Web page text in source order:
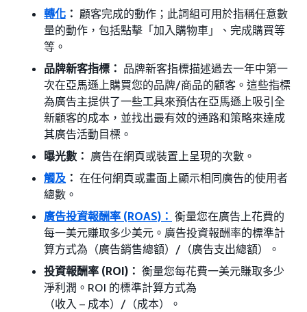
轉化 ： 顧客完成的動作；此詞組可用於指稱任意數
量的動作，包括點擊「加入購物車」、完成購買等
等。
品牌新客指標： 品牌新客指標描述過去一年中第一
次在亞馬遜上購買您的品牌/商品的顧客。這些指標
為廣告主提供了一些工具來預估在亞馬遜上吸引全
新顧客的成本，並找出最有效的通路和策略來達成
其廣告活動目標。
曝光數： 廣告在網頁或裝置上呈現的次數。
觸及 ： 在任何網頁或畫面上顯示相同廣告的使用者
總數。
廣告投資報酬率 (ROAS)： 衡量您在廣告上花費的
每一美元賺取多少美元。廣告投資報酬率的標準計
算方式為（廣告銷售總額）/（廣告支出總額）。
投資報酬率 (ROI)： 衡量您每花費一美元賺取多少
淨利潤。ROI 的標準計算方式為
（收入 – 成本）/（成本）。